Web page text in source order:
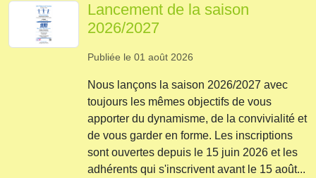
Lancement de la saison
2026/2027
Publiée le 01 août 2026
Nous lançons la saison 2026/2027 avec
toujours les mêmes objectifs de vous
apporter du dynamisme, de la convivialité et
de vous garder en forme. Les inscriptions
sont ouvertes depuis le 15 juin 2026 et les
adhérents qui s'inscrivent avant le 15 août...